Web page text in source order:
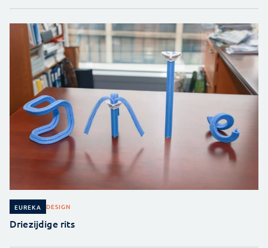
EUREKA DESIGN
Driezijdige rits